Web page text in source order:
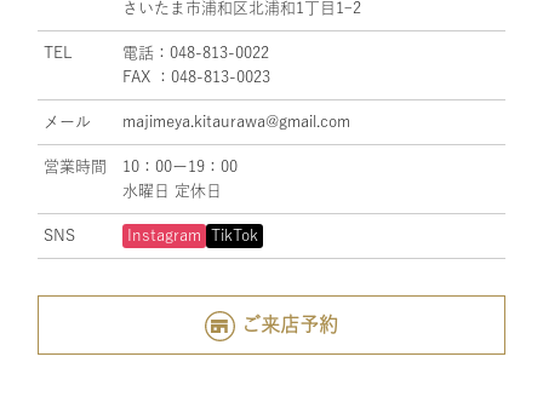
さいたま市浦和区北浦和1丁目1ｰ2
TEL
電話：048-813-0022
FAX ：048-813-0023
メール majimeya.kitaurawa@gmail.com
営業時間
10：00ー19：00
水曜日 定休日
SNS Instagram TikTok
ご来店予約